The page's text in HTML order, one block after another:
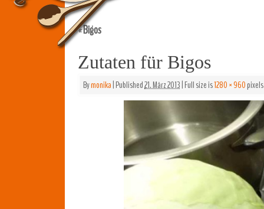
«Bigos
Zutaten für Bigos
Bymonika|Published21. März 2013|Full size is1280 × 960pixels